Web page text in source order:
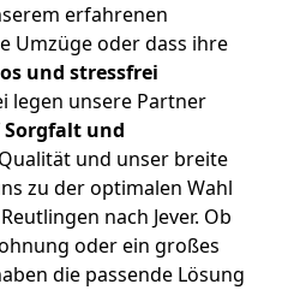
erfahrenen
Umzüge oder dass ihre
und stressfrei
legen unsere Partner
Sorgfalt und
und unser breite
zu der optimalen Wahl
nach Jever. Ob
oder ein großes
die passende Lösung